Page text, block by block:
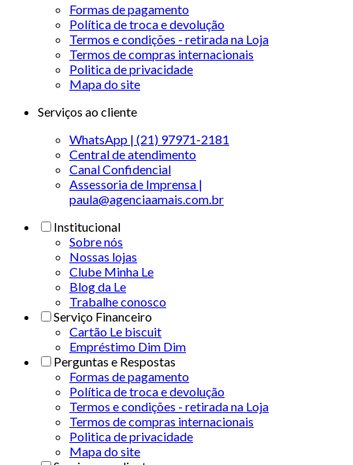
Formas de pagamento
Política de troca e devolução
Termos e condições - retirada na Loja
Termos de compras internacionais
Politica de privacidade
Mapa do site
Serviços ao cliente
WhatsApp | (21) 97971-2181
Central de atendimento
Canal Confidencial
Assessoria de Imprensa |
paula@agenciaamais.com.br
Institucional
Sobre nós
Nossas lojas
Clube Minha Le
Blog da Le
Trabalhe conosco
Serviço Financeiro
Cartão Le biscuit
Empréstimo Dim Dim
Perguntas e Respostas
Formas de pagamento
Política de troca e devolução
Termos e condições - retirada na Loja
Termos de compras internacionais
Politica de privacidade
Mapa do site